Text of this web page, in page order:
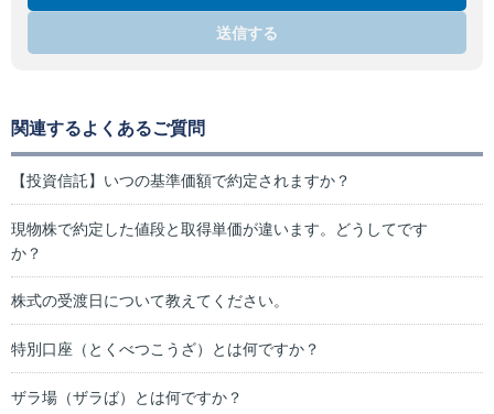
送信する
関連するよくあるご質問
【投資信託】いつの基準価額で約定されますか？
現物株で約定した値段と取得単価が違います。どうしてです
か？
株式の受渡日について教えてください。
特別口座（とくべつこうざ）とは何ですか？
ザラ場（ザラば）とは何ですか？